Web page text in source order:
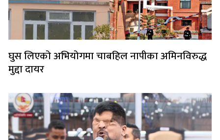
घुस लिएको अभियोगमा चाबहिल नापीका अमिनविरुद्ध
मुद्दा दायर